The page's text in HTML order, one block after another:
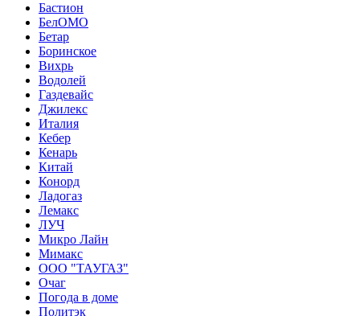
Бастион
БелОМО
Бетар
Боринское
Вихрь
Водолей
Газдевайс
Джилекс
Италия
Кебер
Кенарь
Китай
Конорд
Ладогаз
Лемакс
ЛУЧ
Микро Лайн
Мимакс
ООО "ТАУГАЗ"
Очаг
Погода в доме
Политэк